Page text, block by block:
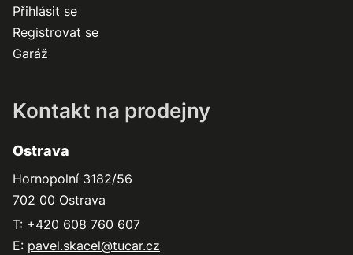
Přihlásit se
Registrovat se
Garáž
Kontakt na prodejny
Ostrava
Hornopolní 3182/56
702 00 Ostrava
T: +420 608 760 607
E: pavel.skacel@tucar.cz